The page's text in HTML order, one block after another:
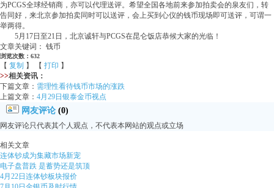
为PCGS全球经销商，亦可以代理送评。希望全国各地前来参加拍卖会的泉友们，转
告同好，来北京参加拍卖同时可以送评，会上买到心仪的钱币现场即可送评，可谓一
举两得。
5月17日至21日，北京诚轩与PCGS在昆仑饭店恭候大家的光临！
文章关键词： 钱币
浏览次数：632
【 复制 】 【 打印 】
>>相关资讯：
下篇文章： 需理性看待钱币市场的涨跌
上篇文章： 4月29日银泰金币视点
网友评论 (0)
网友评论只代表其个人观点，不代表本网站的观点或立场
相关文章
连体钞成为集藏市场新宠
电子盘普跌 是蓄势还是筑顶
4月22日连体钞板块报价